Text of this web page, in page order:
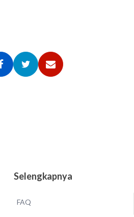
Selengkapnya
FAQ